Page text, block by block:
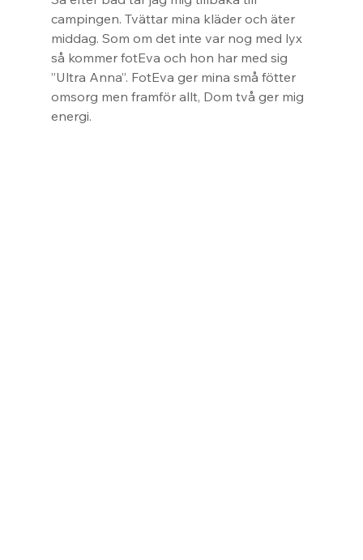
campingen. Tvättar mina kläder och äter
middag. Som om det inte var nog med lyx
så kommer fotEva och hon har med sig
”Ultra Anna”. FotEva ger mina små fötter
omsorg men framför allt, Dom två ger mig
energi.